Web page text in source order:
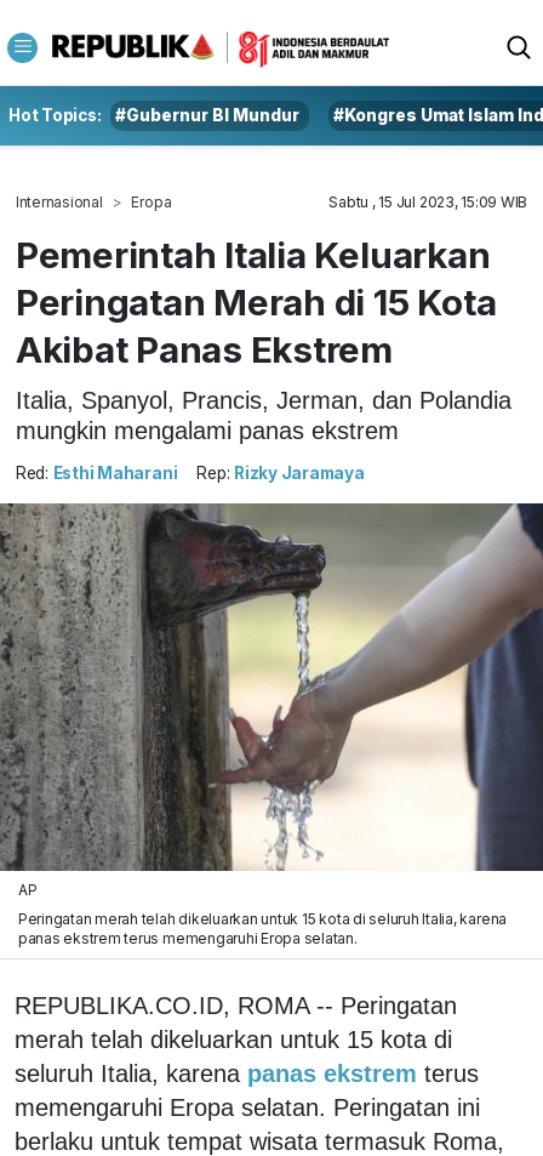
Hot Topics: #Gubernur BI Mundur #Kongres Umat Islam
Internasional Eropa Sabtu , 15 Jul 2023, 15:09 WIB
Pemerintah Italia Keluarkan
Peringatan Merah di 15 Kota
Akibat Panas Ekstrem
Italia, Spanyol, Prancis, Jerman, dan Polandia
mungkin mengalami panas ekstrem
Red: Esthi Maharani Rep: Rizky Jaramaya
AP
Peringatan merah telah dikeluarkan untuk 15 kota di seluruh Italia, karena
panas ekstrem terus memengaruhi Eropa selatan.
REPUBLIKA.CO.ID, ROMA -- Peringatan
merah telah dikeluarkan untuk 15 kota di
seluruh Italia, karena panas ekstrem terus
memengaruhi Eropa selatan. Peringatan ini
berlaku untuk tempat wisata termasuk Roma,